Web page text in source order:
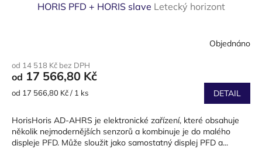
HORIS PFD + HORIS slave Letecký horizont
produktu
je
3,0
hvězdiček.
Objednáno
od 14 518 Kč bez DPH
od 17 566,80 Kč
Měrná
od 17 566,80 Kč / 1 ks DETAIL
HorisHoris AD-AHRS je elektronické zařízení, které obsahuje
několik nejmodernějších senzorů a kombinuje je do malého
displeje PFD. Může sloužit jako samostatný displej PFD a...